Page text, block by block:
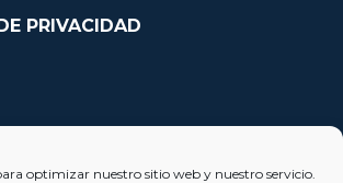
optimizar nuestro sitio web y nuestro servicio.
PRIVACIDAD